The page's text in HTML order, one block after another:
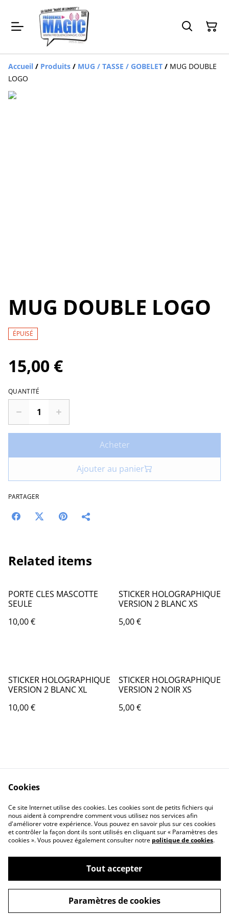
Accueil / Produits / MUG / TASSE / GOBELET / MUG DOUBLE
LOGO
MUG DOUBLE LOGO
ÉPUISÉ
15,00 €
QUANTITÉ
Acheter
Ajouter au panier
PARTAGER
Related items
PORTE CLES MASCOTTE
SEULE
10,00 €
STICKER HOLOGRAPHIQUE
VERSION 2 BLANC XS
5,00 €
STICKER HOLOGRAPHIQUE
VERSION 2 BLANC XL
10,00 €
STICKER HOLOGRAPHIQUE
VERSION 2 NOIR XS
5,00 €
Contact Us
Legal Terms
Privacy Policy
Cookie Policy
©2026MAGIC BOUTIQUE by Frequence Magic
powered by
Cookies
Ce site Internet utilise des cookies. Les cookies sont de petits fichiers qui
nous aident à comprendre comment vous utilisez nos services afin
d'améliorer votre expérience. Vous pouvez en savoir plus sur ces cookies
et contrôler la façon dont ils sont utilisés en cliquant sur « Paramètres des
cookies ». Vous pouvez également consulter notre politique de cookies.
Tout accepter
Paramètres de cookies